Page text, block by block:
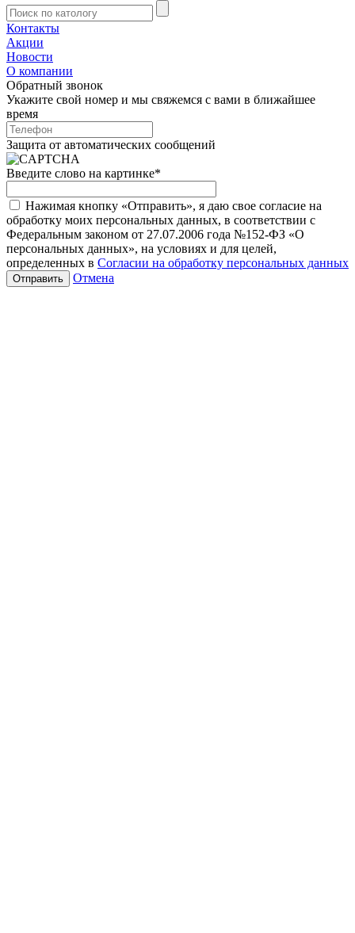
Контакты
Акции
Новости
О компании
Обратный звонок
Укажите свой номер и мы свяжемся с вами в ближайшее
время
Защита от автоматических сообщений
Введите слово на картинке*
Нажимая кнопку «Отправить», я даю свое согласие на
обработку моих персональных данных, в соответствии с
Федеральным законом от 27.07.2006 года №152-ФЗ «О
персональных данных», на условиях и для целей,
определенных в Согласии на обработку персональных данных
Отмена